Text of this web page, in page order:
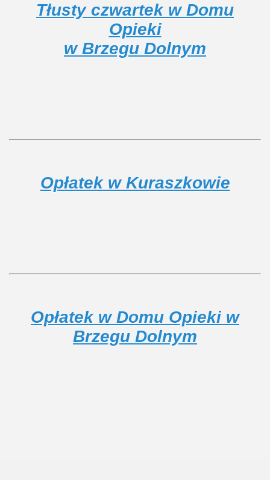
Tłusty czwartek w Domu
Opieki
w Brzegu Dolnym
Opłatek w Kuraszkowie
Opłatek w Domu Opieki w
Brzegu Dolnym